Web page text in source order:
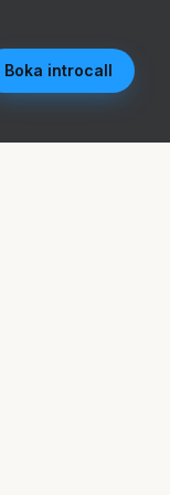
Boka introcall